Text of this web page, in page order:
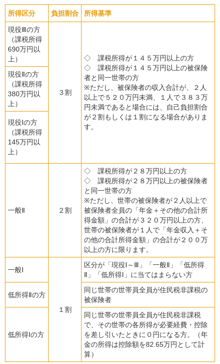
所得区分 負担割合 所得基準
現役Ⅲの方
（課税所得
690万円以
上）
３割
◇ 課税所得が１４５万円以上の方
◇ 課税所得が１４５万円以上の被保険
者と同一世帯の方
※ただし、被保険者の収入合計が、２人
以上で５２０万円未満、１人で３８３万
円未満であると場合には、自己負担割合
が２割もしくは１割になる場合がありま
す。
現役Ⅱの方
（課税所得
380万円以
上）
現役Ⅰの方
（課税所得
145万円以
上）
一般Ⅱ ２割
◇ 課税所得が２８万円以上の方
◇ 課税所得が２８万円以上の被保険者
と同一世帯の方
※ただし、世帯の被保険者が２人以上で
被保険者全員の「年金＋その他の合計所
得金額」の合計が３２０万円以上の方、
世帯の被保険者が１人で「年金収入＋そ
の他の合計所得金額」の合計が２００万
以上の方に限ります。
一般Ⅰ
１割
区分が「現役Ⅰ～Ⅲ」「一般Ⅱ」「低所得
Ⅱ」「低所得Ⅰ」に当てはまらない方
低所得Ⅱの方
同じ世帯の世帯員全員が住民税非課税の
被保険者
低所得Ⅰの方
同じ世帯の世帯員全員が住民税非課税
で、その世帯の各所得が必要経費・控除
を差し引いたときに０円になる方。（年
金の所得は控除額を82.65万円として計
算）